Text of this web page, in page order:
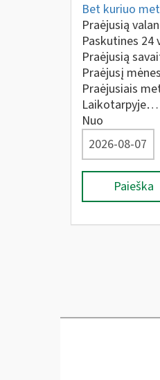
Bet kuriuo
Praėjusią
Paskutines 24
Praėjusią
Praėjusį
Praėjusiais
Laikotarpyje…
Nuo
Paieška